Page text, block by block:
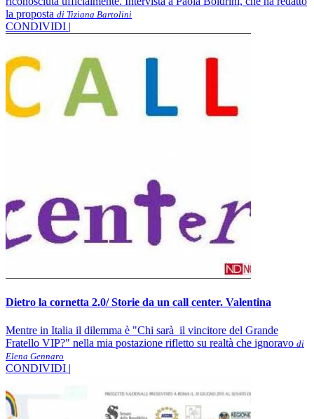
la proposta di Tiziana Bartolini
CONDIVIDI |
Dietro la cornetta 2.0/ Storie da un call center. Valentina
Mentre in Italia il dilemma è "Chi sarà il vincitore del Grande
Fratello VIP?" nella mia postazione rifletto su realtà che ignoravo di
Elena Gennaro
CONDIVIDI |